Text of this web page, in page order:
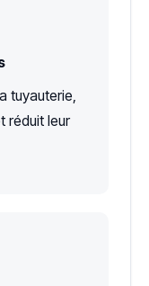
tuyauterie,
réduit leur